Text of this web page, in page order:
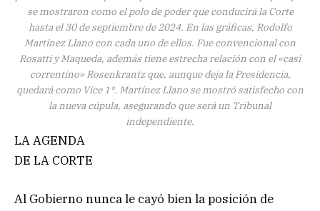
se mostraron como el polo de poder que conducirá la Corte
hasta el 30 de septiembre de 2024. En las gráficas, Rodolfo
Martínez Llano con cada uno de ellos. Fue convencional con
Rosatti y Maqueda, además tiene estrecha relación con el «casi
correntino» Rosenkrantz que, aunque deja la Presidencia,
quedará como Vice 1°. Martínez Llano se mostró satisfecho con
la nueva cúpula, asegurando que será un Tribunal
independiente.
LA AGENDA
DE LA CORTE
Al Gobierno nunca le cayó bien la posición de